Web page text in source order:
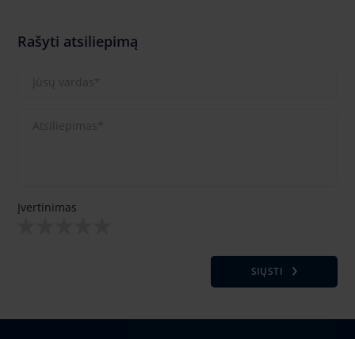
Rašyti atsiliepimą
Įvertinimas
SIŲSTI